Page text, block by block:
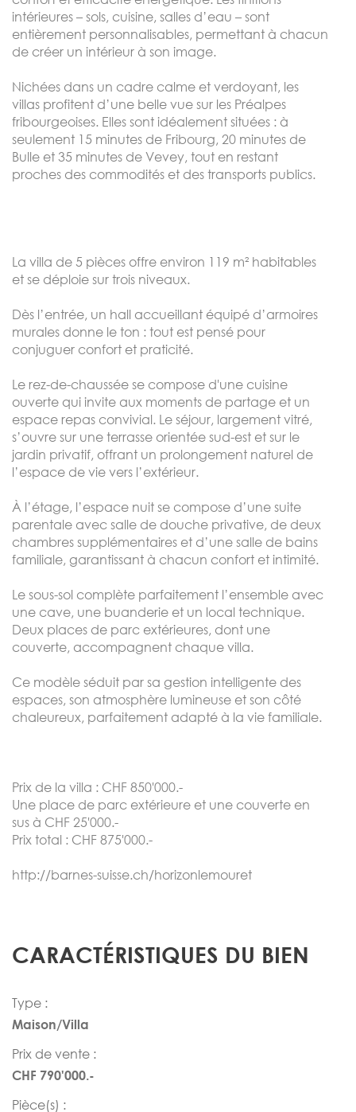
intérieures – sols, cuisine, salles d’eau – sont
entièrement personnalisables, permettant à chacun
de créer un intérieur à son image.
Nichées dans un cadre calme et verdoyant, les
villas profitent d’une belle vue sur les Préalpes
fribourgeoises. Elles sont idéalement situées : à
seulement 15 minutes de Fribourg, 20 minutes de
Bulle et 35 minutes de Vevey, tout en restant
proches des commodités et des transports publics.
La villa de 5 pièces offre environ 119 m² habitables
et se déploie sur trois niveaux.
Dès l’entrée, un hall accueillant équipé d’armoires
murales donne le ton : tout est pensé pour
conjuguer confort et praticité.
Le rez-de-chaussée se compose d'une cuisine
ouverte qui invite aux moments de partage et un
espace repas convivial. Le séjour, largement vitré,
s’ouvre sur une terrasse orientée sud-est et sur le
jardin privatif, offrant un prolongement naturel de
l’espace de vie vers l’extérieur.
À l’étage, l’espace nuit se compose d’une suite
parentale avec salle de douche privative, de deux
chambres supplémentaires et d’une salle de bains
familiale, garantissant à chacun confort et intimité.
Le sous-sol complète parfaitement l’ensemble avec
une cave, une buanderie et un local technique.
Deux places de parc extérieures, dont une
couverte, accompagnent chaque villa.
Ce modèle séduit par sa gestion intelligente des
espaces, son atmosphère lumineuse et son côté
chaleureux, parfaitement adapté à la vie familiale.
Prix de la villa : CHF 850'000.-
Une place de parc extérieure et une couverte en
sus à CHF 25'000.-
Prix total : CHF 875'000.-
http://barnes-suisse.ch/horizonlemouret
CARACTÉRISTIQUES DU BIEN
Type :
Maison/Villa
Prix de vente :
CHF 790'000.-
Pièce(s) :